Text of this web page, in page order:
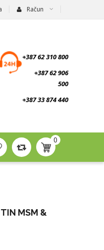
Račun
+387 62 310 800
+387 62 906
500
+387 33 874 440
0
MSM &